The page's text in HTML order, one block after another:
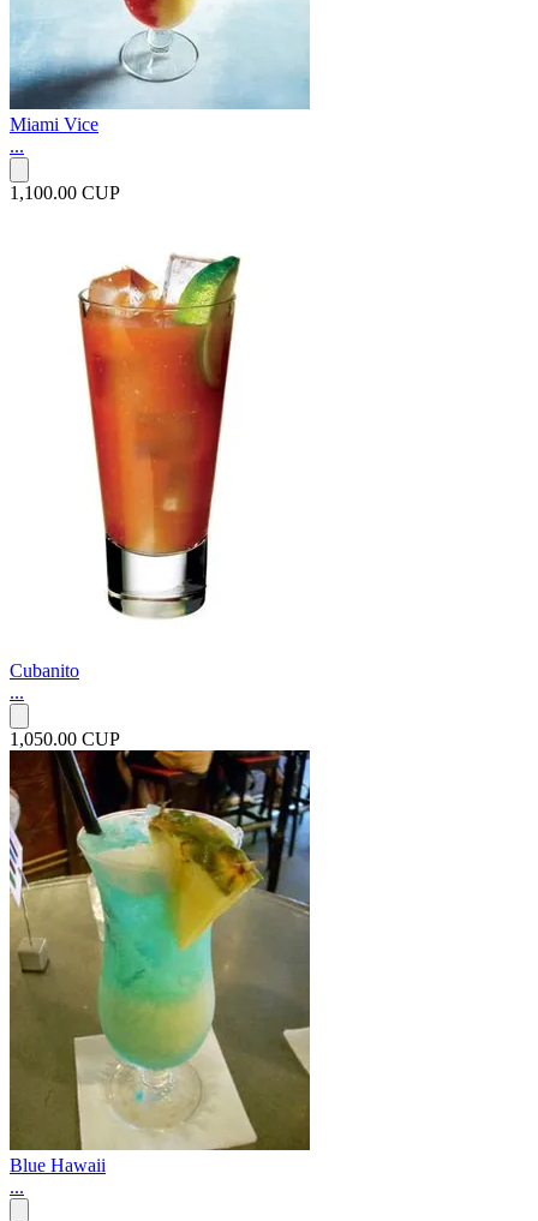
Miami Vice
...
1,100.00 CUP
Cubanito
...
1,050.00 CUP
Blue Hawaii
...